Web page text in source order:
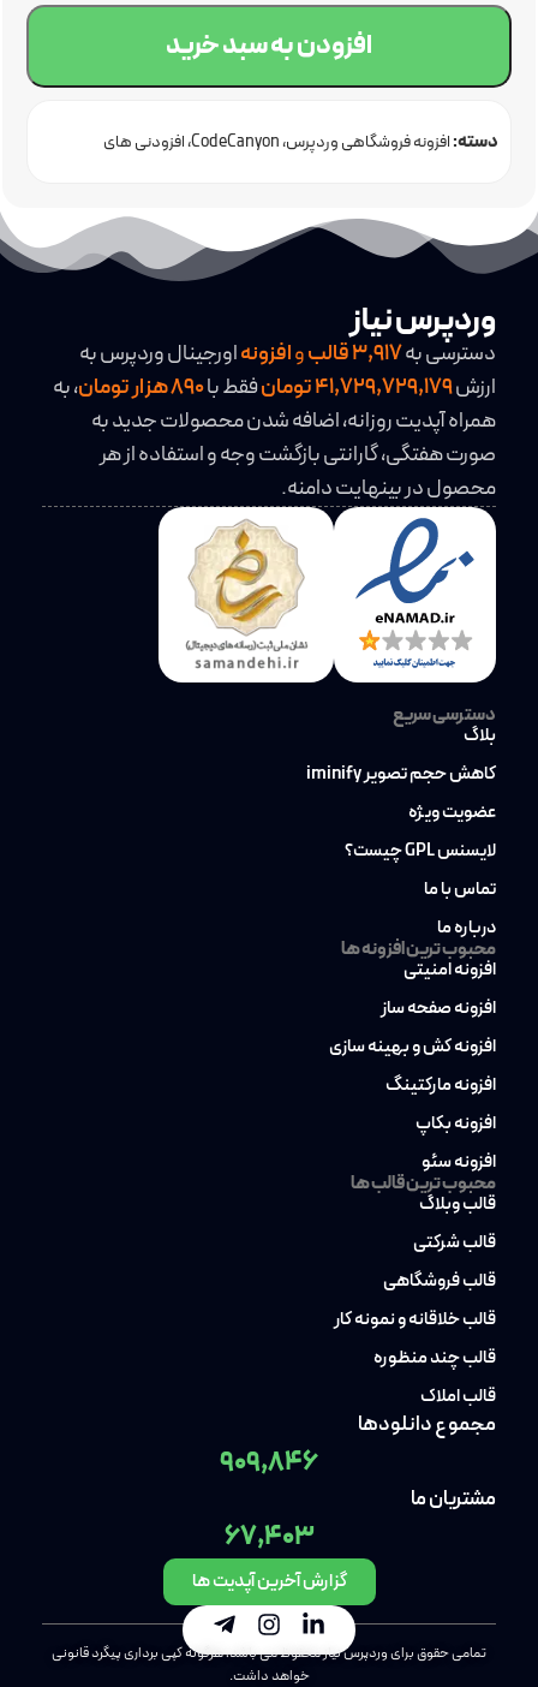
افزودن به سبد خرید
دسته:افزونه فروشگاهی وردپرس CodeCanyon افزودنی های
وردپرس نیاز
دسترسی به3,917قالبوافزونهاورجینال وردپرس به
ارزش41,729,729,179 تومان فقط با
، به
همراه آپدیت روزانه، اضافه شدن محصولات جدید به
صورت هفتگی، گارانتی بازگشت وجه و استفاده از هر
محصول در بینهایت دامنه.
دسترسی سریع
بلاگ
کاهش حجم تصویر iminify
عضویت ویژه
لایسنس GPL چیست؟
تماس با ما
درباره ما
محبوب ترین افزونه ها
افزونه امنیتی
افزونه صفحه ساز
افزونه کش و بهینه سازی
افزونه مارکتینگ
افزونه بکاپ
افزونه سئو
محبوب ترین قالب ها
قالب وبلاگ
قالب شرکتی
قالب فروشگاهی
قالب خلاقانه و نمونه کار
قالب چند منظوره
قالب املاک
مجموع دانلودها
909,846
مشتریان ما
67,403
گزارش آخرین آپدیت ها
تمامی حقوق برای وردپرس نیاز محفوظ می باشد، هرگونه کپی برداری پیگرد قانونی
خواهد داشت.